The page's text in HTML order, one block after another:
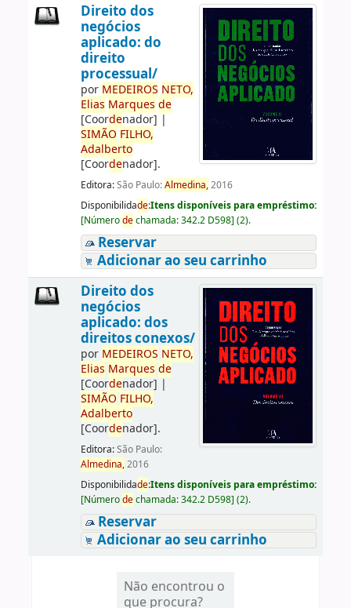
Direito dos
negócios
aplicado: do
direito
processual/
por MEDEIROS NETO,
Elias Marques de
[Coordenador] |
SIMÃO FILHO,
Adalberto
[Coordenador].
Editora:São Paulo:Almedina,2016
Disponibilidade:Itens disponíveis para empréstimo:
[Númerodechamada:342.2 D598] (2).
Reservar
Adicionar ao seu carrinho
Direito dos
negócios
aplicado: dos
direitos conexos/
por MEDEIROS NETO,
Elias Marques de
[Coordenador] |
SIMÃO FILHO,
Adalberto
[Coordenador].
Editora:São Paulo:
Almedina,2016
Disponibilidade:Itens disponíveis para empréstimo:
[Númerodechamada:342.2 D598] (2).
Reservar
Adicionar ao seu carrinho
Não encontrou o
que procura?